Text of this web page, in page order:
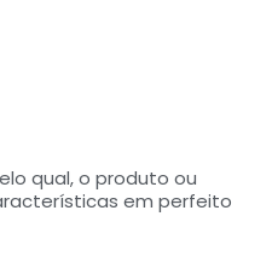
qual, o produto ou
em perfeito